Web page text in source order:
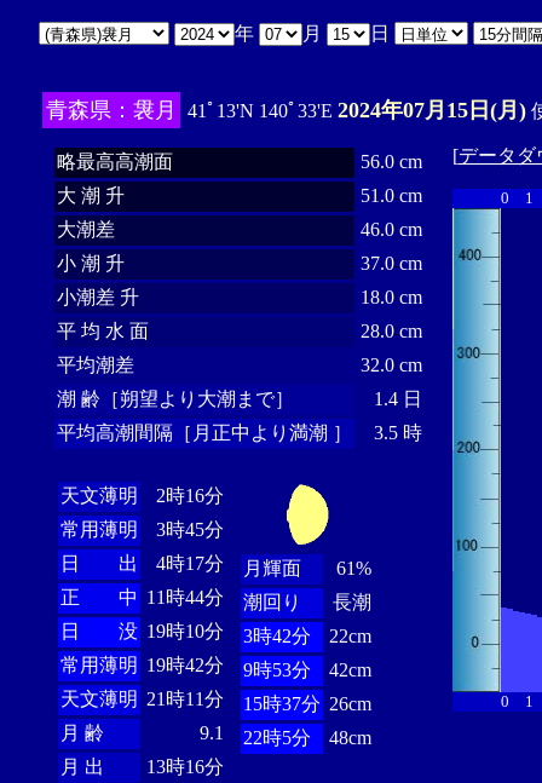
年 月 日
青森県：袰月 41ﾟ13'N 140ﾟ33'E 2024年07月15日(月)
略最高高潮面
56.0 cm
大 潮 升
51.0 cm
大潮差
46.0 cm
小 潮 升
37.0 cm
小潮差 升
18.0 cm
平 均 水 面
28.0 cm
平均潮差
32.0 cm
潮 齢［朔望より大潮まで］
1.4 日
平均高潮間隔［月正中より満潮 ］
3.5 時
天文薄明
2時16分
常用薄明
3時45分
日 出
4時17分
正 中 11時44分
日 没 19時10分
常用薄明 19時42分
天文薄明 21時11分
月 齢
9.1
月 出
13時16分
月輝面
61%
潮回り
長潮
3時42分
22cm
9時53分
42cm
15時37分 26cm
22時5分
48cm
[データダ
0 1
0 1